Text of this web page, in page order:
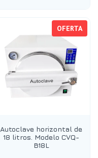
OFERTA
Autoclave horizontal de
18 litros. Modelo CVQ-
B18L